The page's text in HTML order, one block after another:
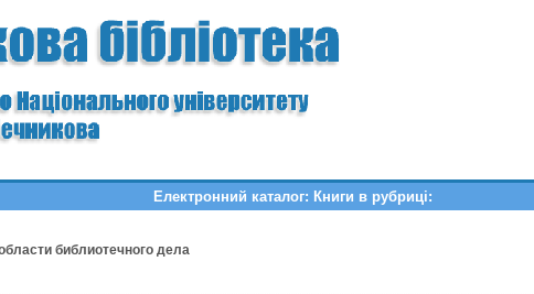
Електронний каталог: Книги в рубриці:
библиотечного дела